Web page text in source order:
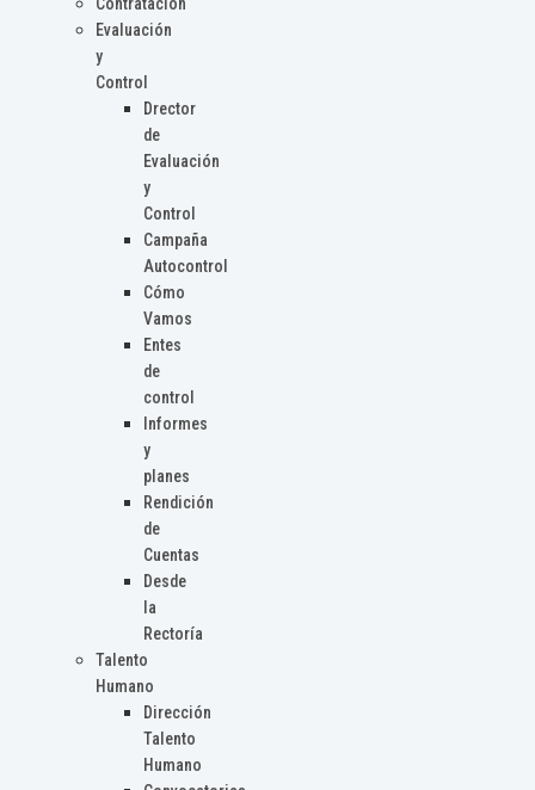
Contratación
Evaluación
y
Control
Drector
de
Evaluación
y
Control
Campaña
Autocontrol
Cómo
Vamos
Entes
de
control
Informes
y
planes
Rendición
de
Cuentas
Desde
la
Rectoría
Talento
Humano
Dirección
Talento
Humano